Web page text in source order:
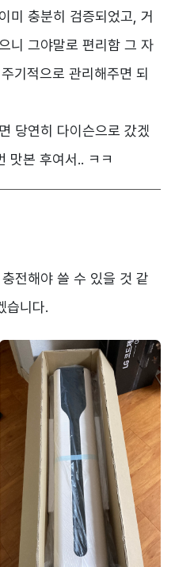
미 충분히 검증되었고, 거
니 그야말로 편리함 그 자
기적으로 관리해주면 되
당연히 다이슨으로 갔겠
맛본 후여서.. ㅋㅋ
전해야 쓸 수 있을 것 같
습니다.